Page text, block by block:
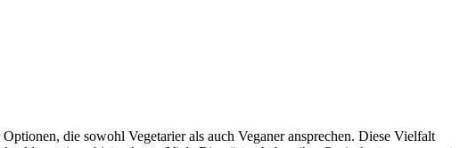
die sowohl Vegetarier als auch Veganer ansprechen. Diese Vielfalt